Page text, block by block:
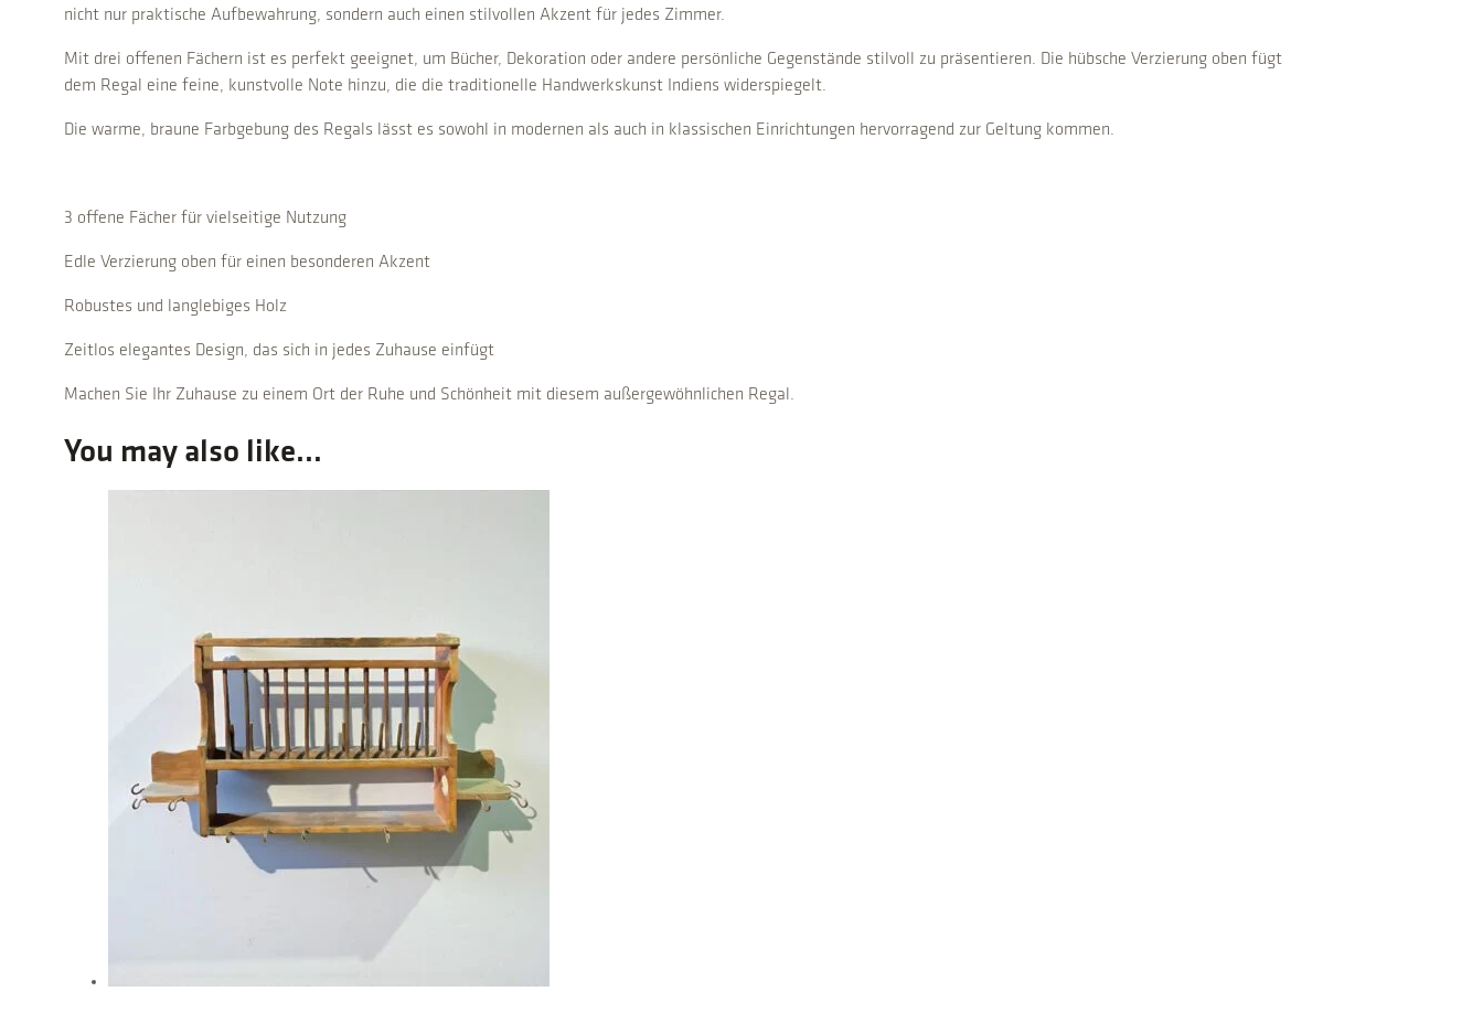
i
t
nicht nur praktische Aufbewahrung, sondern auch einen stilvollen Akzent für jedes Zimmer.
Mit drei offenen Fächern ist es perfekt geeignet, um Bücher, Dekoration oder andere persönliche Gegenstände stilvoll zu präsentieren. Die hübsche Verzierung oben fügt
dem Regal eine feine, kunstvolle Note hinzu, die die traditionelle Handwerkskunst Indiens widerspiegelt.
Die warme, braune Farbgebung des Regals lässt es sowohl in modernen als auch in klassischen Einrichtungen hervorragend zur Geltung kommen.
3 offene Fächer für vielseitige Nutzung
Edle Verzierung oben für einen besonderen Akzent
Robustes und langlebiges Holz
Zeitlos elegantes Design, das sich in jedes Zuhause einfügt
Machen Sie Ihr Zuhause zu einem Ort der Ruhe und Schönheit mit diesem außergewöhnlichen Regal.
You may also like…